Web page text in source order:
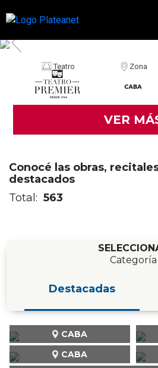
Teatro Zona
VER
Conocé las obras,
destacados
Total: 563
Categoría
Destacadas
CABA
CABA